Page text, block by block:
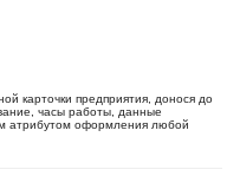
карточки предприятия, донося до
часы работы, данные
атрибутом оформления любой